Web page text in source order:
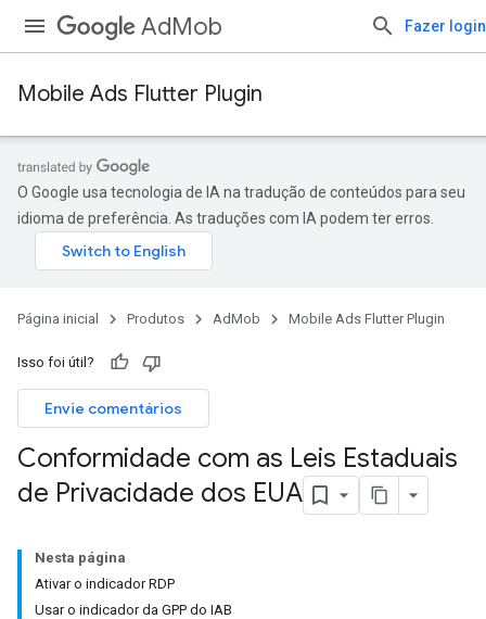
AdMob Fazer login
Mobile Ads Flutter Plugin
O Google usa tecnologia de IA na tradução de conteúdos para seu
idioma de preferência. As traduções com IA podem ter erros.
Página inicial Produtos AdMob Mobile Ads Flutter Plugin
Isso foi útil?
Envie comentários
Conformidade com as Leis Estaduais
de Privacidade dos EUA
Nesta página
Ativar o indicador RDP
Usar o indicador da GPP do IAB